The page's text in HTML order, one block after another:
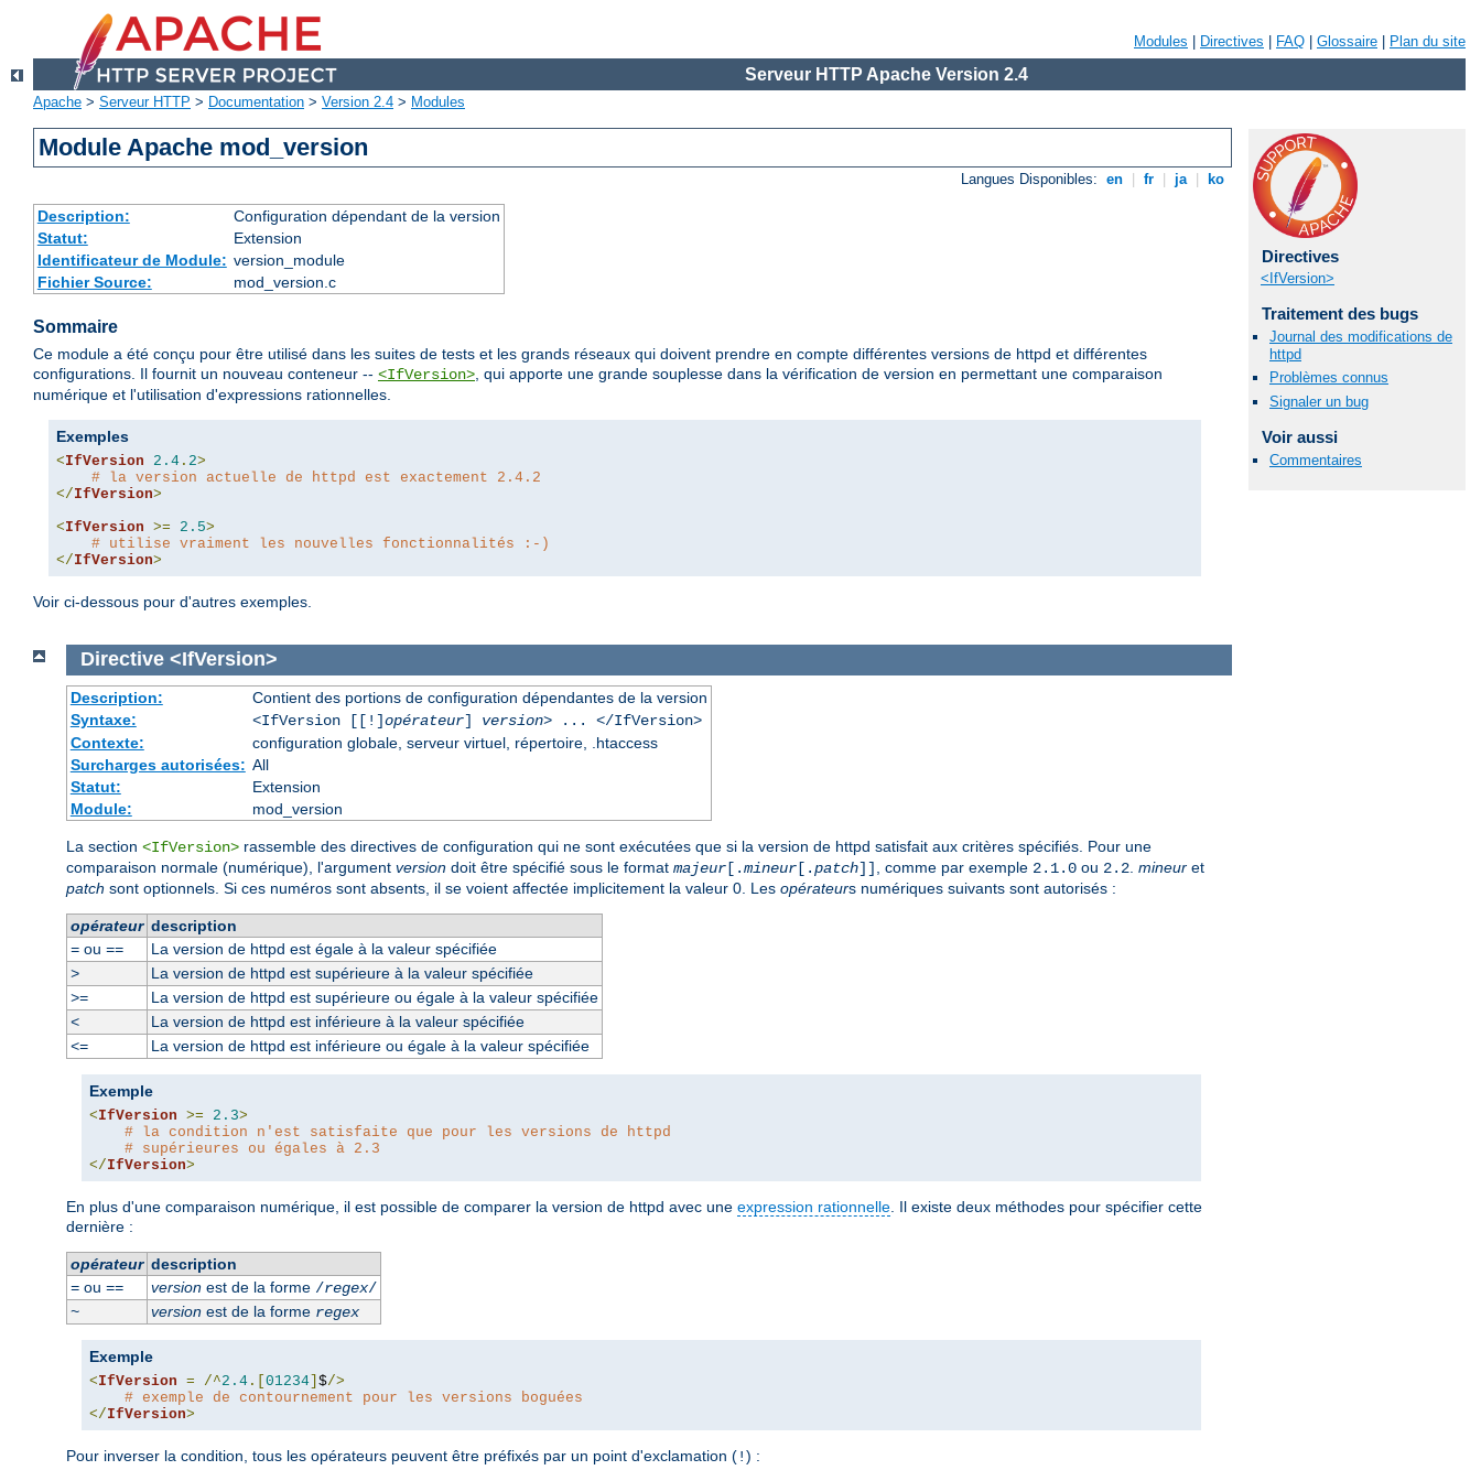
Modules Directives FAQ Glossaire Plan du site
Serveur HTTP Apache Version 2.4
Apache > Serveur HTTP > Documentation > Version 2.4 > Modules
Module Apache mod_version
Langues Disponibles: en fr ja ko
Description:
Configuration dépendant de la version
Statut:
Extension
Identificateur de Module: version_module
Fichier Source:
mod_version.c
Sommaire
Ce module a été conçu pour être utilisé dans les suites de tests et les grands réseaux qui doivent prendre en compte différentes versions de httpd et différentes
configurations. Il fournit un nouveau conteneur -- <IfVersion>, qui apporte une grande souplesse dans la vérification de version en permettant une comparaison
numérique et l'utilisation d'expressions rationnelles.
Exemples
<IfVersion 2.4 . 2>
# la version actuelle de httpd est exactement 2.4.2
</IfVersion>
<IfVersion >= 2.5>
# utilise vraiment les nouvelles fonctionnalités :-)
</IfVersion>
Voir ci-dessous pour d'autres exemples.
Directives
<IfVersion>
Traitement des bugs
Journal des modifications de
httpd
Problèmes connus
Signaler un bug
Voir aussi
Commentaires
Directive <IfVersion>
Description:
Contient des portions de configuration dépendantes de la version
Syntaxe:
<IfVersion [[!]opérateur] version> ... </IfVersion>
Contexte:
configuration globale, serveur virtuel, répertoire, .htaccess
Surcharges autorisées: All
Statut:
Extension
Module:
mod_version
La section <IfVersion> rassemble des directives de configuration qui ne sont exécutées que si la version de httpd satisfait aux critères spécifiés. Pour une
comparaison normale (numérique), l'argument version doit être spécifié sous le format majeur [.mineur [.patch]] , comme par exemple 2.1.0 ou 2.2 mineur et
patch sont optionnels. Si ces numéros sont absents, il se voient affectée implicitement la valeur 0. Les opérateurs numériques suivants sont autorisés :
opérateur description
=ou ==
La version de httpd est égale à la valeur spécifiée
>
La version de httpd est supérieure à la valeur spécifiée
>=
La version de httpd est supérieure ou égale à la valeur spécifiée
<
La version de httpd est inférieure à la valeur spécifiée
<=
La version de httpd est inférieure ou égale à la valeur spécifiée
Exemple
<IfVersion >= 2.3>
# la condition n'est satisfaite que pour les versions de httpd
# supérieures ou égales à 2.3
</IfVersion>
En plus d'une comparaison numérique, il est possible de comparer la version de httpd avec une expression rationnelle . Il existe deux méthodes pour spécifier cette
dernière :
opérateur description
=ou == versionest de la forme /regex/
~
versionest de la forme regex
Exemple
<IfVersion = /^2.4 .[ 01234 $/>
# exemple de contournement pour les versions boguées
</IfVersion>
Pour inverser la condition, tous les opérateurs peuvent être préfixés par un point d'exclamation (!) :